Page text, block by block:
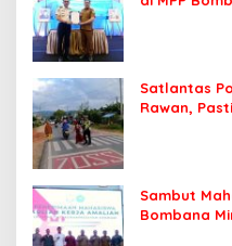
Satlantas
Rawan,
Sambut
Bombana